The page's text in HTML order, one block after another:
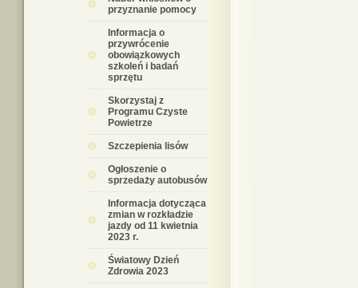
przyznanie pomocy
Informacja o
przywrócenie
obowiązkowych
szkoleń i badań
sprzętu
Skorzystaj z
Programu Czyste
Powietrze
Szczepienia lisów
Ogłoszenie o
sprzedaży autobusów
Informacja dotycząca
zmian w rozkładzie
jazdy od 11 kwietnia
2023 r.
Światowy Dzień
Zdrowia 2023